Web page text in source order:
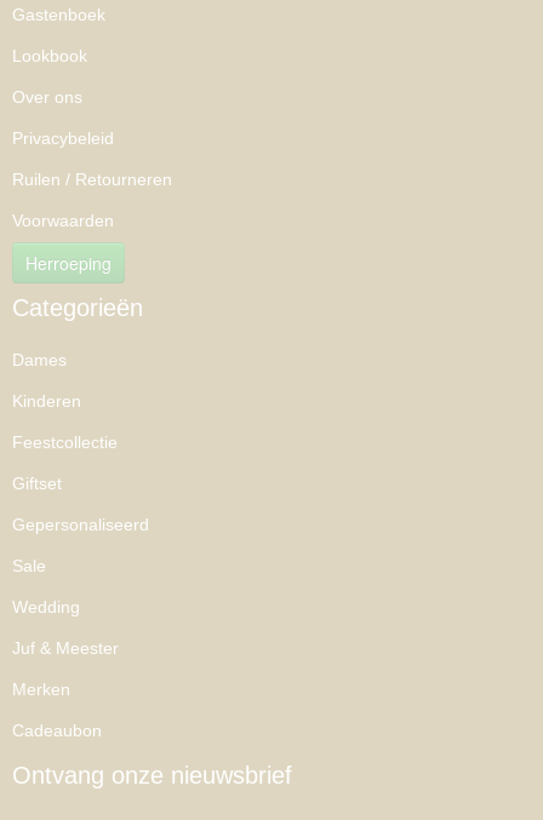
Gastenboek
Lookbook
Over ons
Privacybeleid
Ruilen / Retourneren
Voorwaarden
Herroeping
Categorieën
Dames
Kinderen
Feestcollectie
Giftset
Gepersonaliseerd
Sale
Wedding
Juf & Meester
Merken
Cadeaubon
Ontvang onze nieuwsbrief